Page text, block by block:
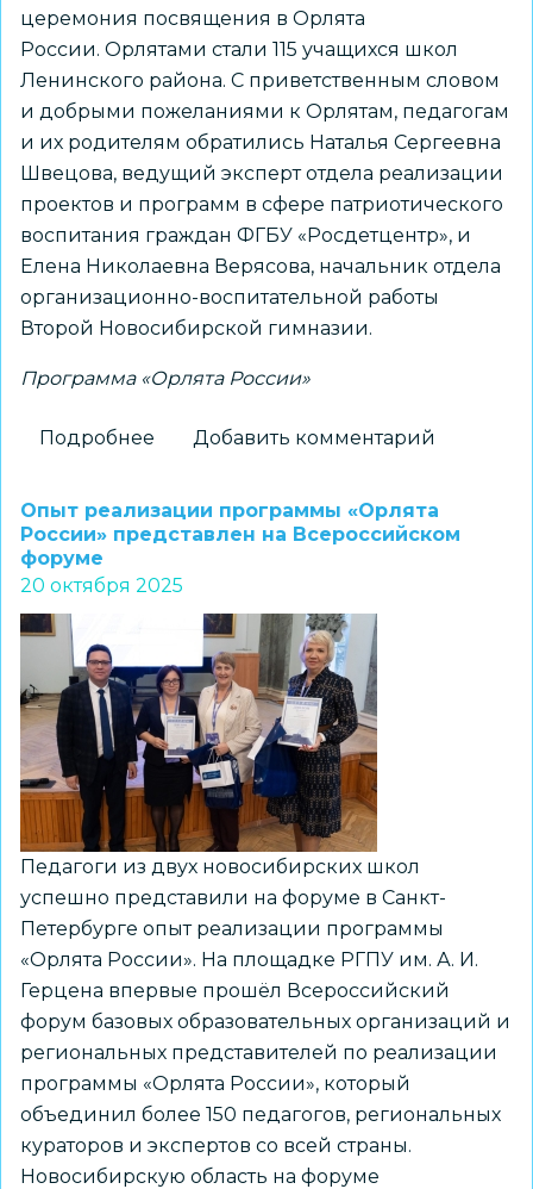
церемония посвящения в Орлята
России. Орлятами стали 115 учащихся школ
Ленинского района. С приветственным словом
и добрыми пожеланиями к Орлятам, педагогам
и их родителям обратились Наталья Сергеевна
Швецова, ведущий эксперт отдела реализации
проектов и программ в сфере патриотического
воспитания граждан ФГБУ «Росдетцентр», и
Елена Николаевна Верясова, начальник отдела
организационно-воспитательной работы
Второй Новосибирской гимназии.
Программа «Орлята России»
Подробнее
Ленинского
стали
Орлятами
России
Добавить комментарий
Опыт реализации программы «Орлята
России» представлен на Всероссийском
форуме
20 октября 2025
Педагоги из двух новосибирских школ
успешно представили на форуме в Санкт-
Петербурге опыт реализации программы
«Орлята России». На площадке РГПУ им. А. И.
Герцена впервые прошёл Всероссийский
форум базовых образовательных организаций и
региональных представителей по реализации
программы «Орлята России», который
объединил более 150 педагогов, региональных
кураторов и экспертов со всей страны.
Новосибирскую область на форуме